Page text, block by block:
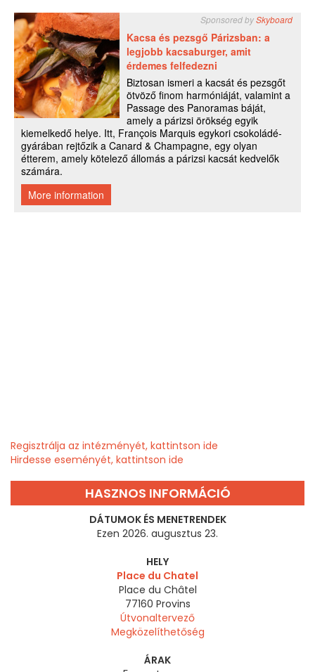
Regisztrálja az intézményét, kattintson ide
Hirdesse eseményét, kattintson ide
HASZNOS INFORMÁCIÓ
DÁTUMOK ÉS MENETRENDEK
Ezen 2026. augusztus 23.
HELY
Place du Chatel
Place du Châtel
77160 Provins
Útvonaltervező
Megközelíthetőség
ÁRAK